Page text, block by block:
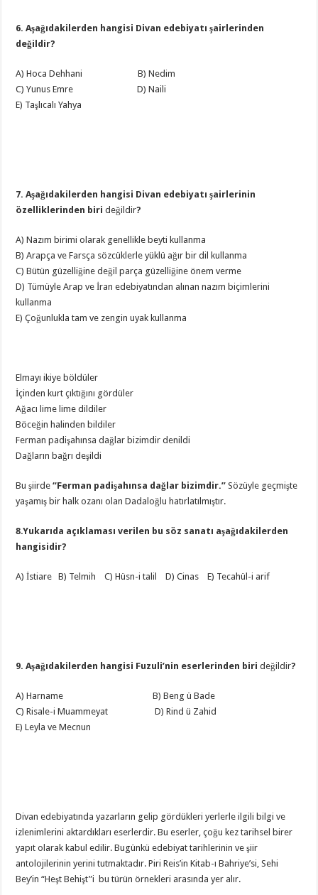
6. Aşağıdakilerden hangisi Divan edebiyatı şairlerinden
değildir?
A) Hoca Dehhani B) Nedim
C) Yunus Emre D) Naili
E) Taşlıcalı Yahya
7. Aşağıdakilerden hangisi Divan edebiyatı şairlerinin
özelliklerinden birideğildir?
A) Nazım birimi olarak genellikle beyti kullanma
B) Arapça ve Farsça sözcüklerle yüklü ağır bir dil kullanma
C) Bütün güzelliğine değil parça güzelliğine önem verme
D) Tümüyle Arap ve İran edebiyatından alınan nazım biçimlerini
kullanma
E) Çoğunlukla tam ve zengin uyak kullanma
Elmayı ikiye böldüler
İçinden kurt çıktığını gördüler
Ağacı lime lime dildiler
Böceğin halinden bildiler
Ferman padişahınsa dağlar bizimdir denildi
Dağların bağrı deşildi
Bu şiirde “Ferman padişahınsa dağlar bizimdir.” Sözüyle geçmişte
yaşamış bir halk ozanı olan Dadaloğlu hatırlatılmıştır.
8.Yukarıda açıklaması verilen bu söz sanatı aşağıdakilerden
hangisidir?
A) İstiare B) Telmih C) Hüsn-i talil D) Cinas E) Tecahül-i arif
9. Aşağıdakilerden hangisi Fuzuli’nin eserlerinden birideğildir?
A) Harname B) Beng ü Bade
C) Risale-i Muammeyat D) Rind ü Zahid
E) Leyla ve Mecnun
Divan edebiyatında yazarların gelip gördükleri yerlerle ilgili bilgi ve
izlenimlerini aktardıkları eserlerdir. Bu eserler, çoğu kez tarihsel birer
yapıt olarak kabul edilir. Bugünkü edebiyat tarihlerinin ve şiir
antolojilerinin yerini tutmaktadır. Piri Reis’in Kitab-ı Bahriye’si, Sehi
Bey’in “Heşt Behişt”i bu türün örnekleri arasında yer alır.